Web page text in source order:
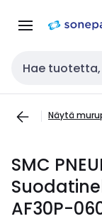
navigointiin
Haku
Näytä
SMC
AF30P-